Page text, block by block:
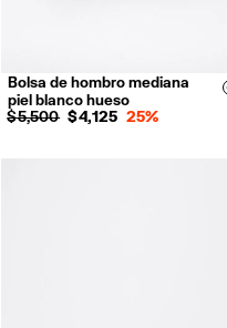
Bolsa de hombro mediana
piel blanco hueso
$ 5,500 $ 4,125 25%